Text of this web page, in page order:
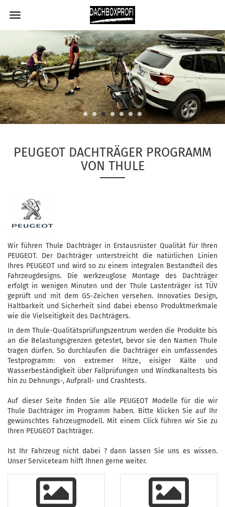
PEUGEOT DACHTRÄGER PROGRAMM
VON THULE
Wir führen Thule Dachträger in Erstausrüster Qualität für Ihren
PEUGEOT. Der Dachträger unterstreicht die natürlichen Linien
Ihres PEUGEOT und wird so zu einem integralen Bestandteil des
Fahrzeugdesigns. Die werkzeuglose Montage des Dachträger
erfolgt in wenigen Minuten und der Thule Lastenträger ist TÜV
geprüft und mit dem GS-Zeichen versehen. Innovaties Design,
Haltbarkeit und Sicherheit sind dabei ebenso Produktmerkmale
wie die Vielseitigkeit des Dachträgers.
In dem Thule-Qualitätsprüfungszentrum werden die Produkte bis
an die Belastungsgrenzen getestet, bevor sie den Namen Thule
tragen dürfen. So durchlaufen die Dachträger ein umfassendes
Testprogramm: von extremer Hitze, eisiger Kälte und
Wasserbeständigkeit über Fallprüfungen und Windkanaltests bis
hin zu Dehnungs-, Aufprall- und Crashtests.
Auf dieser Seite finden Sie alle PEUGEOT Modelle für die wir
Thule Dachträger im Programm haben. Bitte klicken Sie auf Ihr
gewünschtes Fahrzeugmodell. Mit einem Click führen wir Sie zu
Ihren PEUGEOT Dachträger.
Ist Ihr Fahrzeug nicht dabei ? dann lassen Sie uns es wissen.
Unser Serviceteam hilft Ihnen gerne weiter.